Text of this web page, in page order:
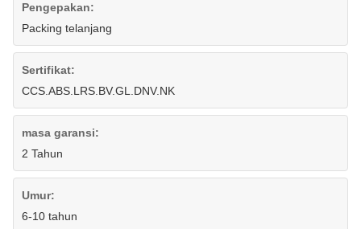
Pengepakan:
Packing telanjang
Sertifikat:
CCS.ABS.LRS.BV.GL.DNV.NK
masa garansi:
2 Tahun
Umur:
6-10 tahun